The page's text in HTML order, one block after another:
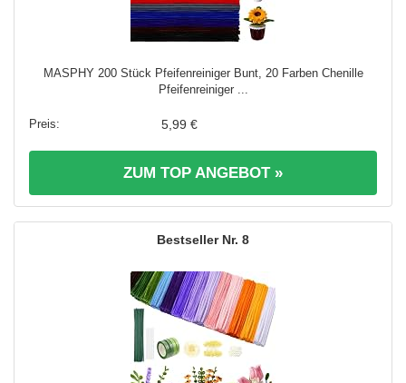
MASPHY 200 Stück Pfeifenreiniger Bunt, 20 Farben Chenille
Pfeifenreiniger ...
5,99 €
ZUM TOP ANGEBOT »
8